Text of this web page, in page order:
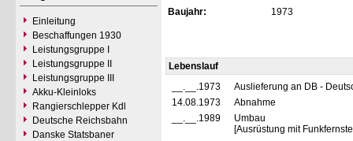
Einleitung
Beschaffungen 1930
Leistungsgruppe I
Leistungsgruppe II
Leistungsgruppe III
Akku-Kleinloks
Rangierschlepper Kdl
Deutsche Reichsbahn
Danske Statsbaner
Baujahr:
1973
Lebenslauf
__.__.1973
Auslieferung an DB -
14.08.1973
Abnahme
__.__.1989
Umbau
[Ausrüstung mit